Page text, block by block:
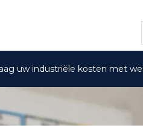
uw industriële kosten met